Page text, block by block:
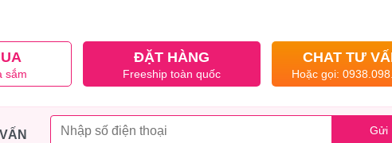
sắm
ĐẶT HÀNG
Freeship toàn quốc
CHAT TƯ
Hoặc gọi:
Gửi